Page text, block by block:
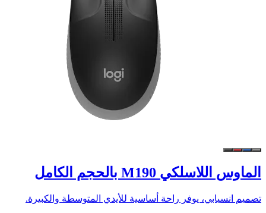
الماوس اللاسلكي M190 بالحجم الكامل
تصميم انسيابي، يوفر راحة أساسية للأيدي المتوسطة والكبيرة.